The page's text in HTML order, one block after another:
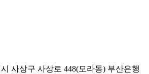
사상구 사상로 448(모라동) 부산은행